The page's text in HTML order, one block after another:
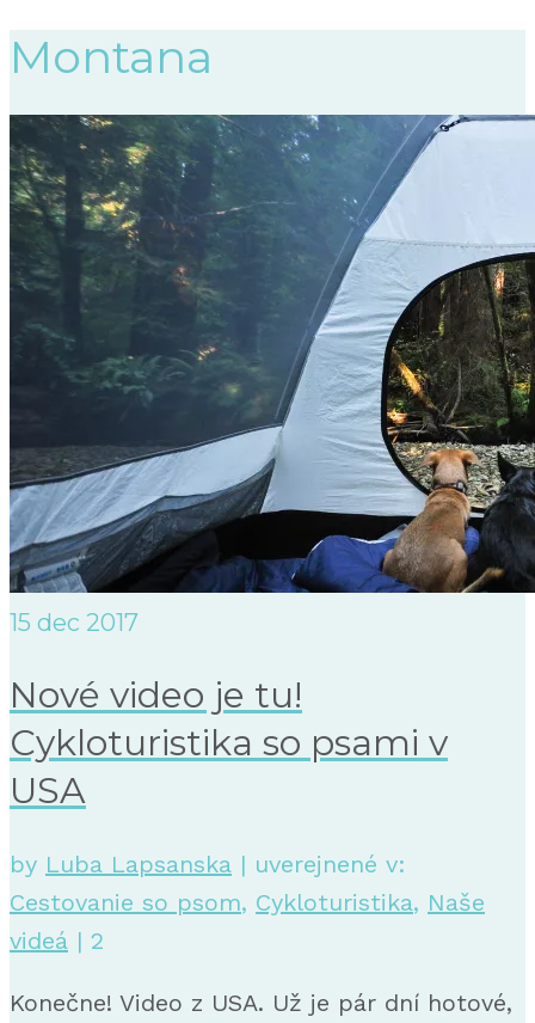
Montana
15 dec 2017
Nové video je tu!
Cykloturistika so psami v
USA
by Luba Lapsanska | uverejnené v:
Cestovanie so psom, Cykloturistika, Naše
videá | 2
Konečne! Video z USA. Už je pár dní hotové,